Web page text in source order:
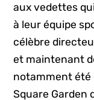
aux vedettes
à leur équipe
célèbre
et maintenant
notamment été
Square Garden